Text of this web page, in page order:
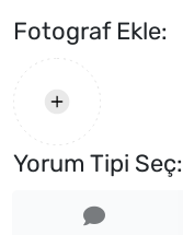
Fotograf Ekle:
Yorum Tipi Seç: